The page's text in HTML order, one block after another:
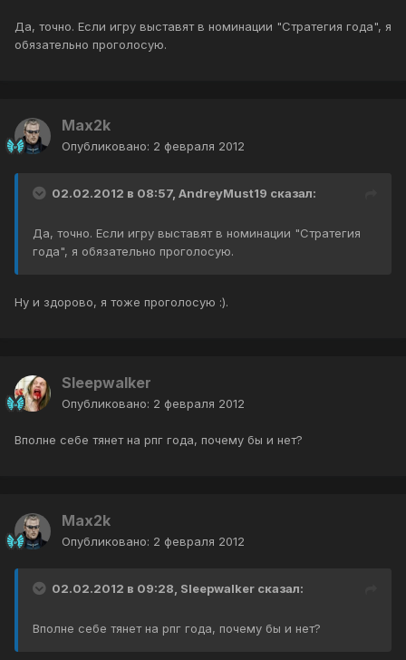
Да, точно. Если игру выставят в номинации "Стратегия года", я
обязательно проголосую.
Max2k
Опубликовано: 2 февраля 2012
02.02.2012 в 08:57, AndreyMust19 сказал:
Да, точно. Если игру выставят в номинации "Стратегия
года", я обязательно проголосую.
Ну и здорово, я тоже проголосую :).
Sleepwalker
Опубликовано: 2 февраля 2012
Вполне себе тянет на рпг года, почему бы и нет?
Max2k
Опубликовано: 2 февраля 2012
02.02.2012 в 09:28, Sleepwalker сказал:
Вполне себе тянет на рпг года, почему бы и нет?